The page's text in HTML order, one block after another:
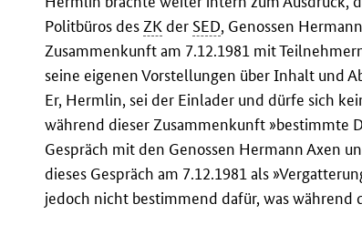
Politbüros des ZK der SED, Genossen
Zusammenkunft am 7.12.1981 mit
seine eigenen Vorstellungen über Inhalt und
Er, Hermlin, sei der Einlader und dürfe sich
während dieser Zusammenkunft »bestimmte
Gespräch mit den Genossen Hermann Axen
dieses Gespräch am 7.12.1981 als
jedoch nicht bestimmend dafür, was während